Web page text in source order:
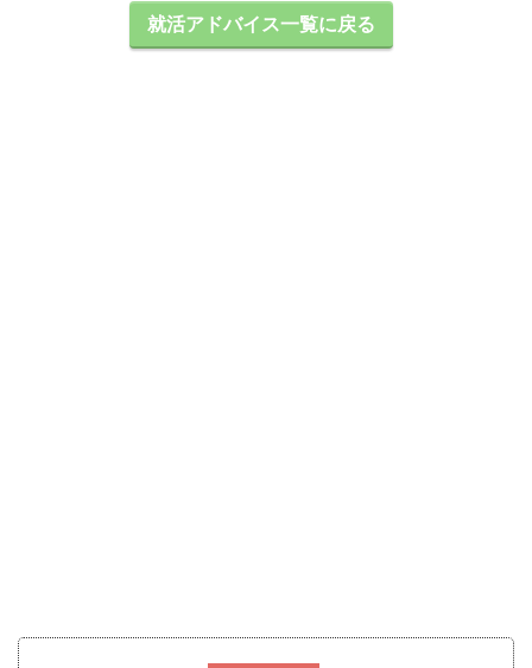
就活アドバイス一覧に戻る